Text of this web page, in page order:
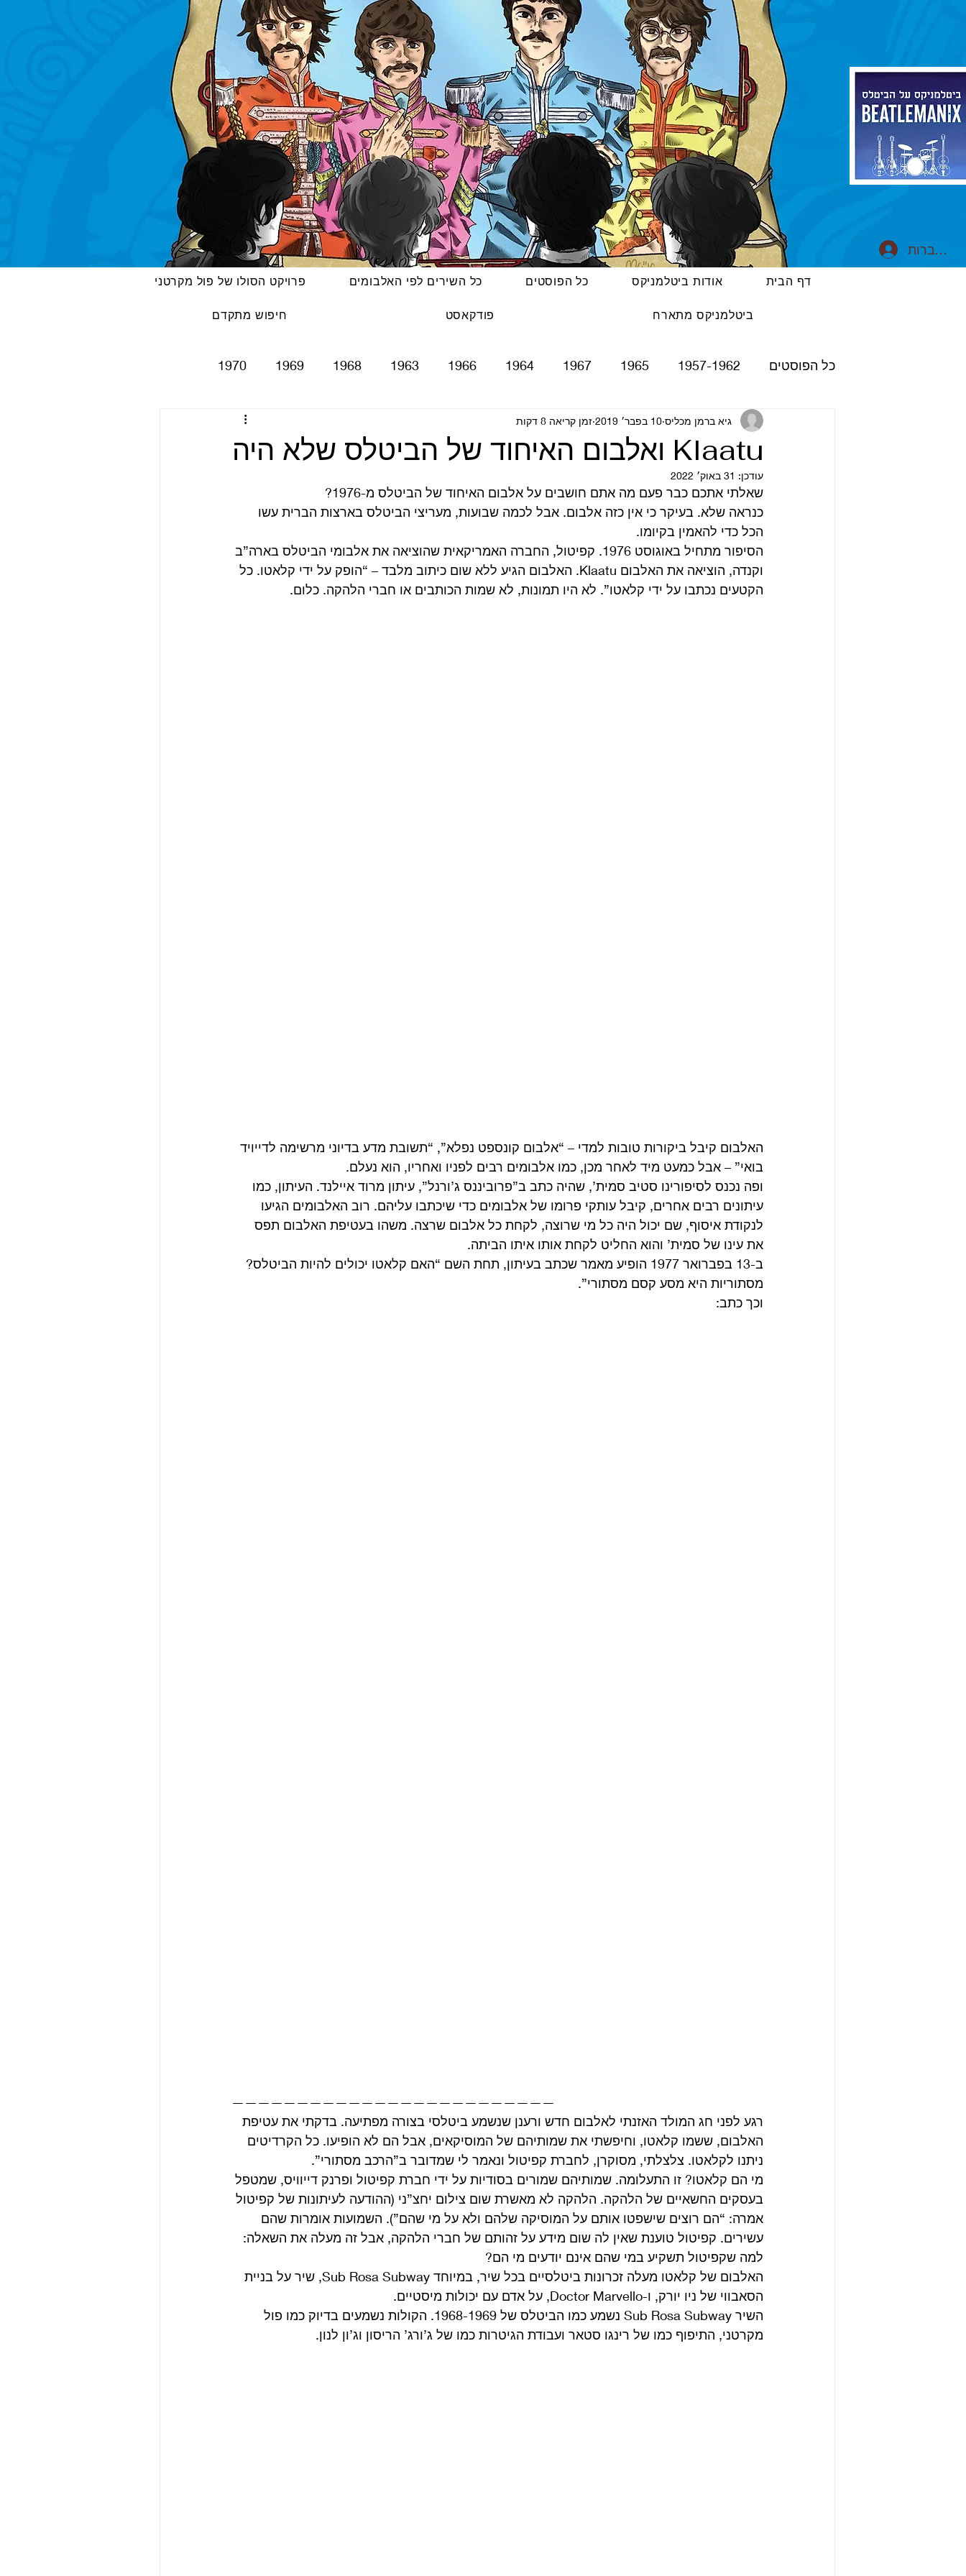
דף הבית אודות ביטלמניקס כל הפוסטים כל השירים לפי האלבומים פרויקט הסולו של פול מקרטני
ביטלמניקס מתארח פודקאסט חיפוש מתקדם
כל הפוסטים 1957-1962
1965
1967
1964
1966
1963
1968
1969
1970
Please Please Me
With The Beatles
A Hard Day's Night
Rubber Soul
Revolver
The Beatles - White Album
קאברים סרטים טלוויזיה רדיו קטעים מתוך ספרים ומאמרים
Klaatu ואלבום האיחוד של הביטלס שלא היה
גיא ברמן מכליס 10 בפבר׳ 2019 זמן קריאה 8 דקות
עודכן: 31 באוק׳ 2022
שאלתי אתכם כבר פעם מה אתם חושבים על אלבום האיחוד של הביטלס מ-1976?
כנראה שלא. בעיקר כי אין כזה אלבום. אבל לכמה שבועות, מעריצי הביטלס בארצות הברית עשו
הכל כדי להאמין בקיומו.
הסיפור מתחיל באוגוסט 1976. קפיטול, החברה האמריקאית שהוציאה את אלבומי הביטלס בארה”ב
וקנדה, הוציאה את האלבום Klaatu. האלבום הגיע ללא שום כיתוב מלבד – “הופק על ידי קלאטו. כל
הקטעים נכתבו על ידי קלאטו”. לא היו תמונות, לא שמות הכותבים או חברי הלהקה. כלום.
האלבום קיבל ביקורות טובות למדי – “אלבום קונספט נפלא”, “תשובת מדע בדיוני מרשימה לדייויד
בואי” – אבל כמעט מיד לאחר מכן, כמו אלבומים רבים לפניו ואחריו, הוא נעלם.
ופה נכנס לסיפורינו סטיב סמית’, שהיה כתב ב”פרוביננס ג’ורנל”, עיתון מרוד איילנד. העיתון, כמו
עיתונים רבים אחרים, קיבל עותקי פרומו של אלבומים כדי שיכתבו עליהם. רוב האלבומים הגיעו
לנקודת איסוף, שם יכול היה כל מי שרוצה, לקחת כל אלבום שרצה. משהו בעטיפת האלבום תפס
את עינו של סמית’ והוא החליט לקחת אותו איתו הביתה.
ב-13 בפברואר 1977 הופיע מאמר שכתב בעיתון, תחת השם “האם קלאטו יכולים להיות הביטלס?
מסתוריות היא מסע קסם מסתורי”.
וכך כתב:
—————————————————————————
רגע לפני חג המולד האזנתי לאלבום חדש ורענן שנשמע ביטלסי בצורה מפתיעה. בדקתי את עטיפת
האלבום, ששמו קלאטו, וחיפשתי את שמותיהם של המוסיקאים, אבל הם לא הופיעו. כל הקרדיטים
ניתנו לקלאטו. צלצלתי, מסוקרן, לחברת קפיטול ונאמר לי שמדובר ב”הרכב מסתורי”.
מי הם קלאטו? זו התעלומה. שמותיהם שמורים בסודיות על ידי חברת קפיטול ופרנק דייוויס, שמטפל
בעסקים החשאיים של הלהקה. הלהקה לא מאשרת שום צילום יחצ”ני (ההודעה לעיתונות של קפיטול
אמרה: “הם רוצים שישפטו אותם על המוסיקה שלהם ולא על מי שהם”). השמועות אומרות שהם
עשירים. קפיטול טוענת שאין לה שום מידע על זהותם של חברי הלהקה, אבל זה מעלה את השאלה:
למה שקפיטול תשקיע במי שהם אינם יודעים מי הם?
האלבום של קלאטו מעלה זכרונות ביטלסיים בכל שיר, במיוחד Sub Rosa Subway, שיר על בניית
הסאבווי של ניו יורק, ו-Doctor Marvello, על אדם עם יכולות מיסטיים.
השיר Sub Rosa Subway נשמע כמו הביטלס של 1968-1969. הקולות נשמעים בדיוק כמו פול
מקרטני, התיפוף כמו של רינגו סטאר ועבודת הגיטרות כמו של ג’ורג’ הריסון וג’ון לנון.